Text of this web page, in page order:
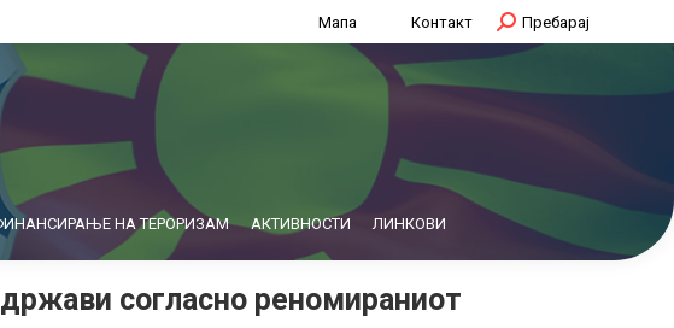
Мапа Контакт Search:Пребарај
НА ТЕРОРИЗАМ АКТИВНОСТИ ЛИНКОВИ
согласно реномираниот